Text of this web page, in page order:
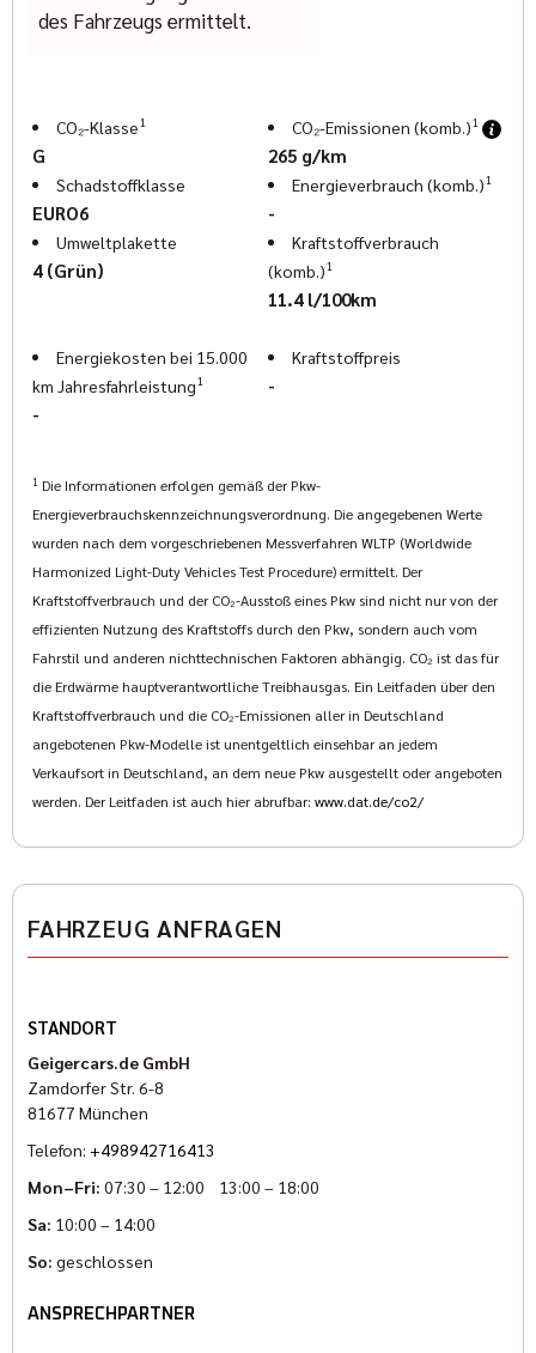
www.indianmuenchen.com
www.geigercars.de
des Fahrzeugs ermittelt.
CO₂-Klasse1
G
CO₂-Emissionen (komb.)1
265 g/km
Schadstoffklasse
EURO6
Energieverbrauch (komb.)1
-
Umweltplakette
4 (Grün)
Kraftstoffverbrauch
(komb.)1
11.4 l/100km
Energiekosten bei 15.000
km Jahresfahrleistung1
-
Kraftstoffpreis
-
1 Die Informationen erfolgen gemäß der Pkw-
Energieverbrauchskennzeichnungsverordnung. Die angegebenen Werte
wurden nach dem vorgeschriebenen Messverfahren WLTP (Worldwide
Harmonized Light-Duty Vehicles Test Procedure) ermittelt. Der
Kraftstoffverbrauch und der CO₂-Ausstoß eines Pkw sind nicht nur von der
effizienten Nutzung des Kraftstoffs durch den Pkw, sondern auch vom
Fahrstil und anderen nichttechnischen Faktoren abhängig. CO₂ ist das für
die Erdwärme hauptverantwortliche Treibhausgas. Ein Leitfaden über den
Kraftstoffverbrauch und die CO₂-Emissionen aller in Deutschland
angebotenen Pkw-Modelle ist unentgeltlich einsehbar an jedem
Verkaufsort in Deutschland, an dem neue Pkw ausgestellt oder angeboten
werden. Der Leitfaden ist auch hier abrufbar: www.dat.de/co2/
FAHRZEUG ANFRAGEN
STANDORT
Geigercars.de GmbH
Zamdorfer Str. 6-8
81677 München
Telefon: +498942716413
Mon–Fri: 07:30 – 12:00 13:00 – 18:00
Sa: 10:00 – 14:00
So: geschlossen
ANSPRECHPARTNER